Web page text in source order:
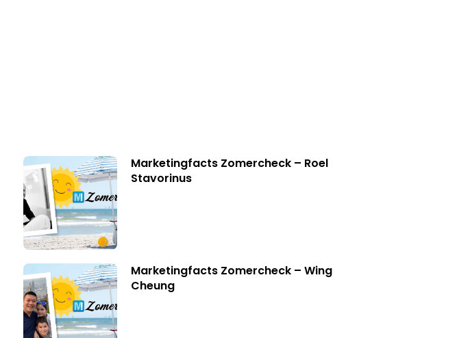
Marketingfacts Zomercheck – Roel
Stavorinus
Marketingfacts Zomercheck – Wing
Cheung